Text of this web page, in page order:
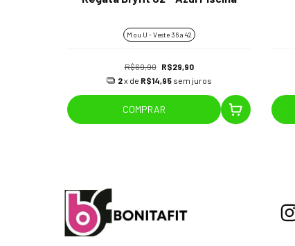
M ou U - Veste 36 a 42
R$69,90
R$29,90
2x de R$14,95 sem juros
COMPRAR